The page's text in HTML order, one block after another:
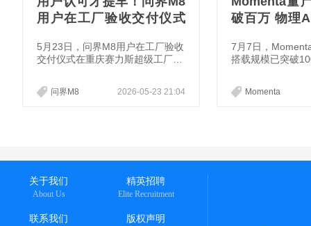
用户在工厂验收交付仪式
5月23日，问界M8用户在工厂验收
交付仪式在重庆赛力斯超级工厂
的问界M8准车主代表走进赛力斯
超级工厂，化身“品质鉴证官”，沉
行，赛力斯汽车智造体系总经理何
堂，围绕产品性能、服务体验等话
题展开深入交流。
2026-05-23 21:04
问界M8
破百万 物理
7月7日，
搭载规模已突破
型，累计定点车
悉，该公司将于7
Momenta
关于我们
About Us
精英招聘
Elite Recruitment
联系我们 版权声明